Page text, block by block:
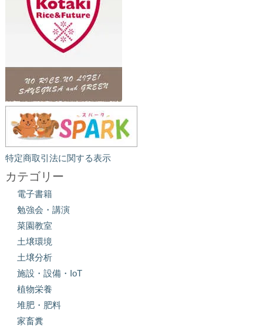
特定商取引法に関する表示
カテゴリー
電子書籍
勉強会・講演
菜園教室
土壌環境
土壌分析
施設・設備・IoT
植物栄養
堆肥・肥料
家畜糞